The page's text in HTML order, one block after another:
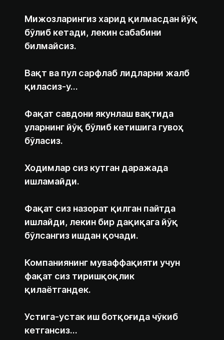
Мижозларингиз харид қилмасдан йўқ
бўлиб кетади, лекин сабабини
билмайсиз.
Вақт ва пул сарфлаб лидларни жалб
қиласиз-у…
Фақат савдони якунлаш вақтида
уларнинг йўқ бўлиб кетишига гувоҳ
бўласиз.
Ходимлар сиз кутган даражада
ишламайди.
Фақат сиз назорат қилган пайтда
ишлайди, лекин бир дақиқага йўқ
бўлсангиз ишдан қочади.
Компаниянинг муваффақияти учун
фақат сиз тиришқоқлик
қилаётгандек.
Устига-устак иш ботқоғида чўкиб
кетгансиз…